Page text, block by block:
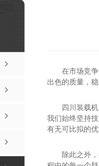
在市场竞
出色的质量，
四川装载
我们始终坚持
有无可比拟的优
除此之外